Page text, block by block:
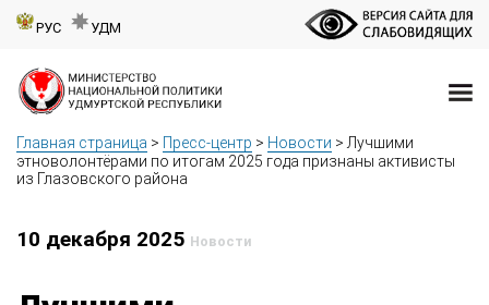
РУС УДМ
Главная страница > Пресс-центр > Новости >Лучшими
этноволонтёрами по итогам 2025 года признаны активисты
из Глазовского района
10 декабря 2025 Новости